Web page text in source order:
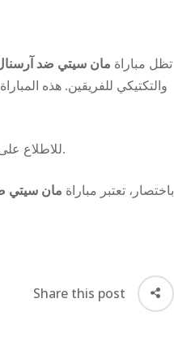
تظل مباراة مان سيتي ضد
والتكتيكي للفريقين. هذه
للاطلاع، يُنصح بمتابعة القنوات الرسمية والمنصات الرقمية.
باختصار، تعتبر مباراة مان سيتي
Share this post